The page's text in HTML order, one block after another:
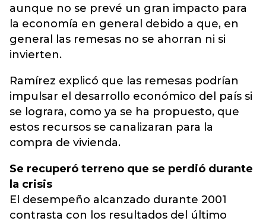
aunque no se prevé un gran impacto para
la economía en general debido a que, en
general las remesas no se ahorran ni si
invierten.
Ramírez explicó que las remesas podrían
impulsar el desarrollo económico del país si
se lograra, como ya se ha propuesto, que
estos recursos se canalizaran para la
compra de vivienda.
Se recuperó terreno que se perdió durante
la crisis
El desempeño alcanzado durante 2001
contrasta con los resultados del último